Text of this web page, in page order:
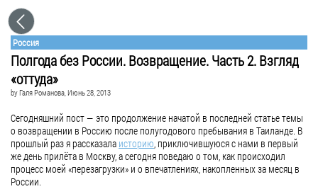
Россия
Полгода без России. Возвращение. Часть 2. Взгляд
«оттуда»
byГаля Романова, Июнь 28, 2013
Сегодняшний пост — это продолжение начатой в последней статье темы
о возвращении в Россию после полугодового пребывания в Таиланде. В
прошлый раз я рассказала историю, приключившуюся с нами в первый
же день прилёта в Москву, а сегодня поведаю о том, как происходил
процесс моей «перезагрузки» и о впечатлениях, накопленных за месяц в
России.